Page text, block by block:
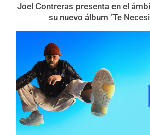
Joel Contreras presenta en el
su nuevo álbum ‘Te